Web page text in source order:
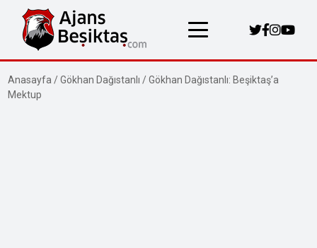
Anasayfa /Gökhan Dağıstanlı /Gökhan Dağıstanlı: Beşiktaş’a
Mektup